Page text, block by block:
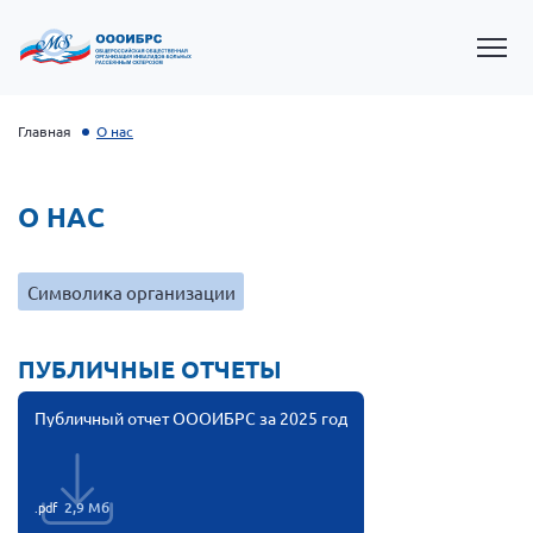
Президент Власов Я.В.
Первый вице-президент Кичигина Н. Ф.
Вице-президент Зрячева Н.В.
Главная О нас
О НАС
Символика организации
ПУБЛИЧНЫЕ ОТЧЕТЫ
Публичный отчет ОООИБРС за 2025 год
.pdf 2,9 Мб